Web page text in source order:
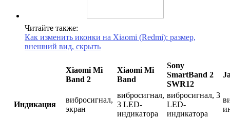
Читайте также:
Как изменить иконки на Xiaomi (Redmi): размер,
внешний вид, скрыть
Xiaomi Mi
Band 2
Xiaomi Mi
Band
Sony
SmartBand 2
SWR12
Индикация
вибросигнал,
экран
вибросигнал,
3 LED-
индикатора
вибросигнал, 3
LED-
индикатора